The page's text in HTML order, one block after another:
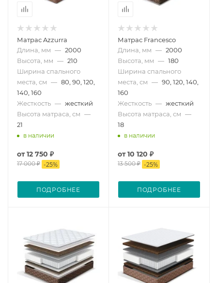
Матрас Azzurra
Длина, мм — 2000
Высота, мм — 210
Ширина спального
места, см — 80, 90, 120,
140, 160
Жесткость — жесткий
Высота матраса, см —
21
в наличии
от12 750 ₽
17 000 ₽ -25%
ПОДРОБНЕЕ
Матрас Francesco
Длина, мм — 2000
Высота, мм — 180
Ширина спального
места, см — 90, 120, 140,
160
Жесткость — жесткий
Высота матраса, см —
18
в наличии
от10 120 ₽
13 500 ₽ -25%
ПОДРОБНЕЕ